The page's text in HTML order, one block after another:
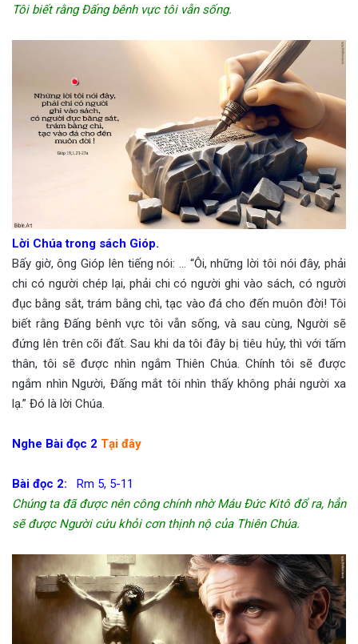
Tôi biết rằng Đấng bênh vực tôi vẫn sống.
Lời Chúa trong sách Gióp.
Bấy giờ, ông Gióp lên tiếng nói: … “Ôi, những lời tôi nói đây, phải
chi có người chép lại, phải chi có người ghi vào sách, có người
đục bằng sắt, trám bằng chì, tạc vào đá cho đến muôn đời! Tôi
biết rằng Đấng bênh vực tôi vẫn sống, và sau cùng, Người sẽ
đứng lên trên cõi đất. Sau khi da tôi đây bị tiêu hủy, thì với tấm
thân, tôi sẽ được nhìn ngắm Thiên Chúa. Chính tôi sẽ được
ngắm nhìn Người, Đấng mắt tôi nhìn thấy không phải người xa
lạ.” Đó là lời Chúa.
Nghe Bài đọc 2 Tại đây
Bài đọc 2: Rm 5, 5-11
Chúng ta đã được nên công chính nhờ Máu Đức Kitô đổ ra, hẳn
sẽ được Người cứu khỏi cơn thịnh nộ của Thiên Chúa.